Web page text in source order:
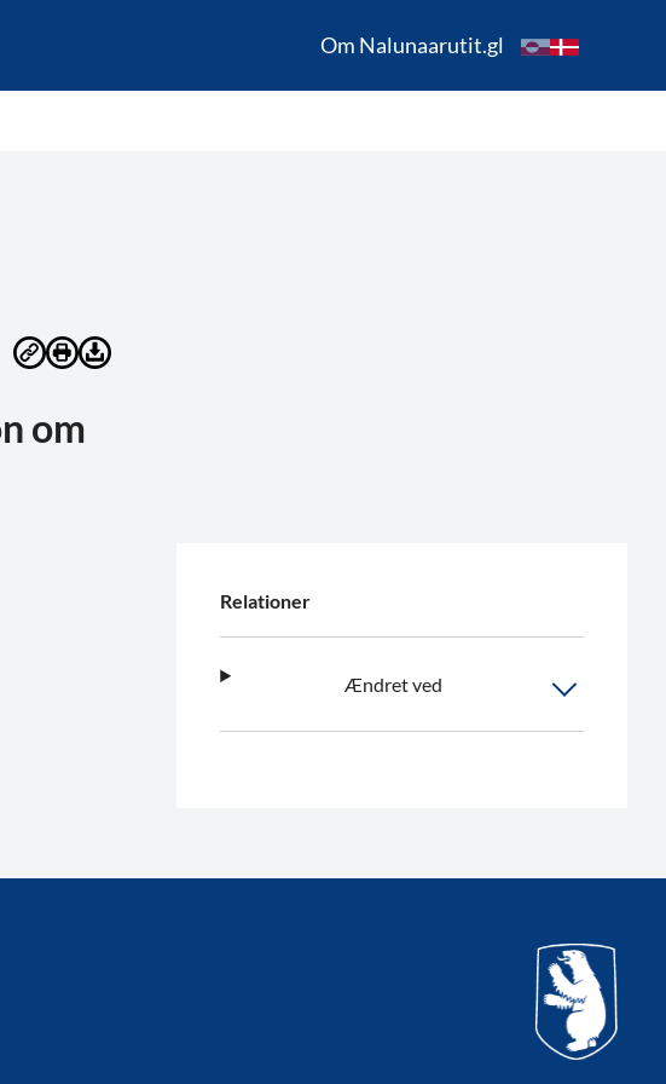
Om Nalunaarutit.gl
om
Relationer
Ændret ved